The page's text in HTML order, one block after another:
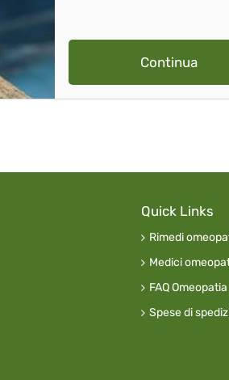
Continua
Quick Links
Rimedi
Medici
FAQ Omeopatia
Spese di